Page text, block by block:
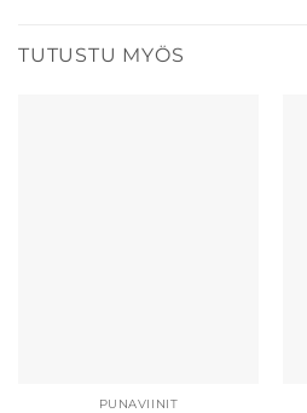
TUTUSTU MYÖS
PUNAVIINIT